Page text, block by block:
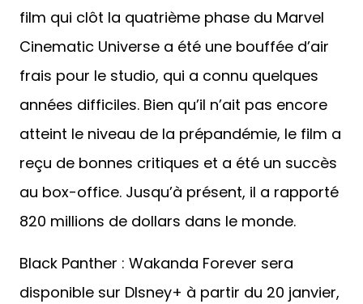
film qui clôt la quatrième phase du Marvel
Cinematic Universe a été une bouffée d’air
frais pour le studio, qui a connu quelques
années difficiles. Bien qu’il n’ait pas encore
atteint le niveau de la prépandémie, le film a
reçu de bonnes critiques et a été un succès
au box-office. Jusqu’à présent, il a rapporté
820 millions de dollars dans le monde.
Black Panther : Wakanda Forever sera
disponible sur DIsney+ à partir du 20 janvier,